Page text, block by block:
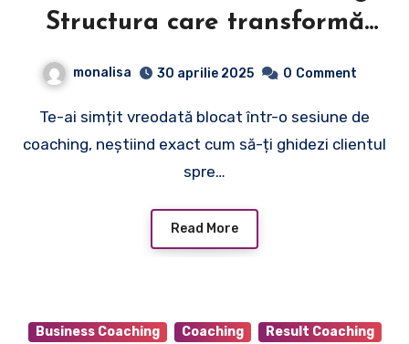
Structura care transformă
monalisa 30 aprilie 2025 0 Comment
Te-ai simțit vreodată blocat într-o sesiune de
coaching, neștiind exact cum să-ți ghidezi clientul
spre…
Read More
Business Coaching Coaching Result Coaching